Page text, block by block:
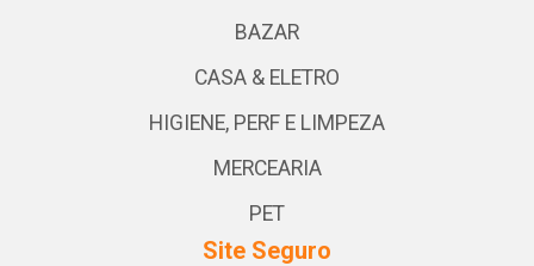
BAZAR
CASA & ELETRO
HIGIENE, PERF E LIMPEZA
MERCEARIA
PET
Site Seguro